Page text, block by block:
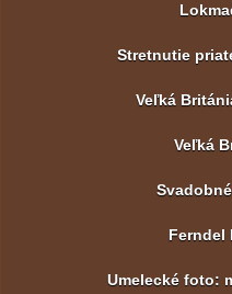
Stretnutie
Veľká
Veľká
Ferndel
Umelecké foto: